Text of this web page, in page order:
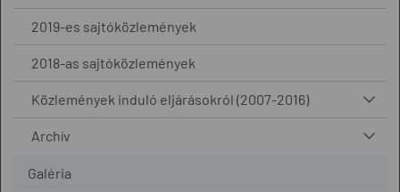
2019-es sajtóközlemények
2018-as sajtóközlemények
Közlemények induló eljárásokról (2007-2016)
Archív
Galéria